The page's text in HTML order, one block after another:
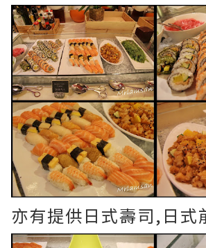
亦有提供日式壽司,日式